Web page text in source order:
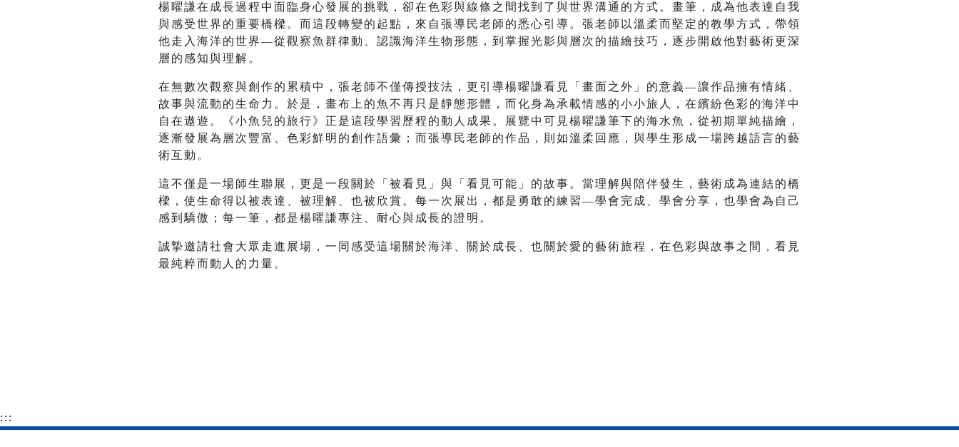
楊曜謙在成長過程中面臨身心發展的挑戰，卻在色彩與線條之間找到了與世界溝通的方式。畫筆，成為他表達自我
與感受世界的重要橋樑。而這段轉變的起點，來自張導民老師的悉心引導。張老師以溫柔而堅定的教學方式，帶領
他走入海洋的世界—從觀察魚群律動、認識海洋生物形態，到掌握光影與層次的描繪技巧，逐步開啟他對藝術更深
層的感知與理解。
在無數次觀察與創作的累積中，張老師不僅傳授技法，更引導楊曜謙看見「畫面之外」的意義—讓作品擁有情緒、
故事與流動的生命力。於是，畫布上的魚不再只是靜態形體，而化身為承載情感的小小旅人，在繽紛色彩的海洋中
自在遨遊。《小魚兒的旅行》正是這段學習歷程的動人成果。展覽中可見楊曜謙筆下的海水魚，從初期單純描繪，
逐漸發展為層次豐富、色彩鮮明的創作語彙；而張導民老師的作品，則如溫柔回應，與學生形成一場跨越語言的藝
術互動。
這不僅是一場師生聯展，更是一段關於「被看見」與「看見可能」的故事。當理解與陪伴發生，藝術成為連結的橋
樑，使生命得以被表達、被理解、也被欣賞。每一次展出，都是勇敢的練習—學會完成、學會分享，也學會為自己
感到驕傲；每一筆，都是楊曜謙專注、耐心與成長的證明。
誠摯邀請社會大眾走進展場，一同感受這場關於海洋、關於成長、也關於愛的藝術旅程，在色彩與故事之間，看見
最純粹而動人的力量。
:::